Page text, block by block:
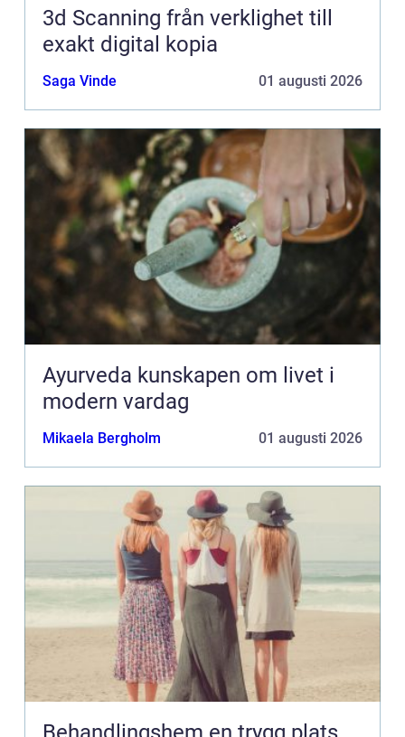
3d Scanning från verklighet till
exakt digital kopia
Saga Vinde 01 augusti 2026
Ayurveda kunskapen om livet i
modern vardag
Mikaela Bergholm 01 augusti 2026